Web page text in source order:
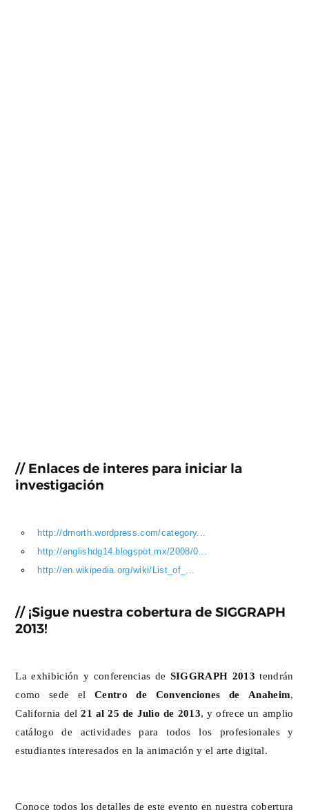
// Enlaces de interes para iniciar la
investigación
http://drnorth.wordpress.com/category...
http://englishdg14.blogspot.mx/2008/0...
http://en.wikipedia.org/wiki/List_of_...
// ¡Sigue nuestra cobertura de SIGGRAPH
2013!
La exhibición y conferencias de SIGGRAPH 2013 tendrán
como sede elCentro de Convenciones de Anaheim
California del 21 al 25 de Julio de 2013 , y ofrece un amplio
catálogo de actividades para todos los profesionales y
estudiantes interesados en la animación y el arte digital.
Conoce todos los detalles de este evento en nuestra cobertura